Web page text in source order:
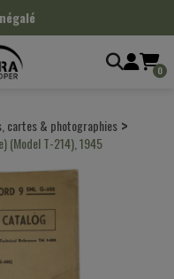
0
cartes & photographies
(Model T-214), 1945